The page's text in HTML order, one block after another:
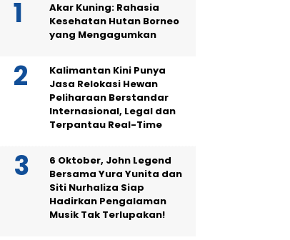
Akar Kuning: Rahasia
Kesehatan Hutan Borneo
yang Mengagumkan
Kalimantan Kini Punya
Jasa Relokasi Hewan
Peliharaan Berstandar
Internasional, Legal dan
Terpantau Real-Time
6 Oktober, John Legend
Bersama Yura Yunita dan
Siti Nurhaliza Siap
Hadirkan Pengalaman
Musik Tak Terlupakan!